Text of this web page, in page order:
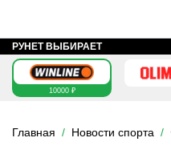
РУНЕТ ВЫБИРАЕТ
10000 ₽
Главная Новости спорта